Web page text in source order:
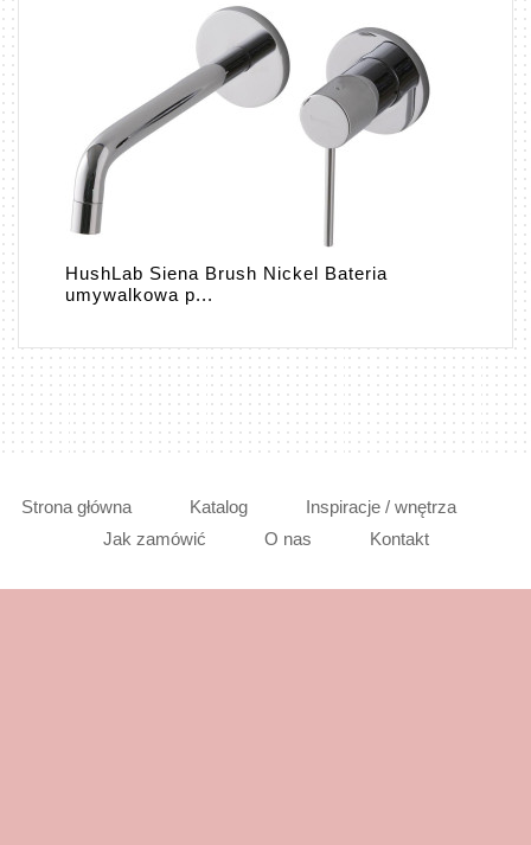
HushLab Siena Brush Nickel Bateria
umywalkowa p...
Strona główna Katalog
Inspiracje / wnętrza
Jak zamówić
O nas Kontakt